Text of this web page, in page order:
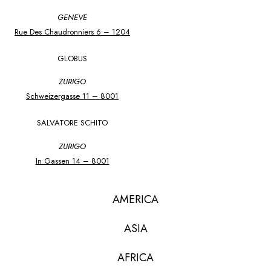
GENEVE
Rue Des Chaudronniers 6 – 1204
GLOBUS
ZURIGO
Schweizergasse 11 – 8001
SALVATORE SCHITO
ZURIGO
In Gassen 14 – 8001
AMERICA
ASIA
AFRICA